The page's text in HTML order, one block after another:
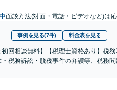
面談方法(対面・電話・ビデオなど)は
事例を見る(7件) 料金表を見る
初回相談無料】【税理士資格あり】税
税務訴訟・脱税事件の弁護等、税務